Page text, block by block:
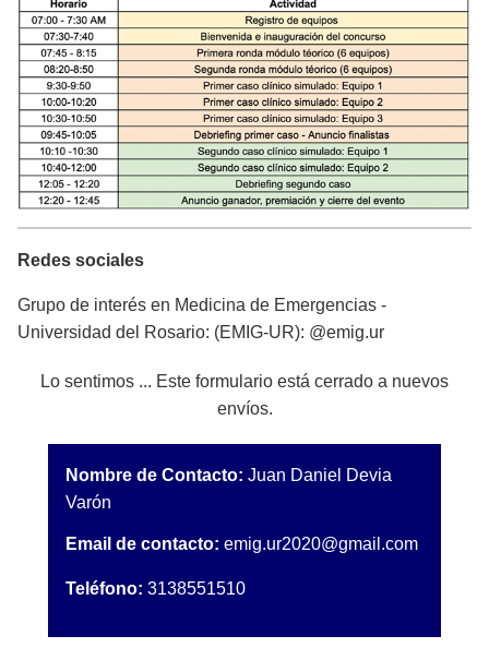
status
Lo sentimos ... Este formulario está cerrado a nuevos
envíos.
Nombre de Contacto: Juan Daniel Devia
Varón
Email de contacto: emig.ur2020@gmail.com
Teléfono: 3138551510
Redes sociales
Grupo de interés en Medicina de Emergencias -
Universidad del Rosario: (EMIG-UR): @emig.ur